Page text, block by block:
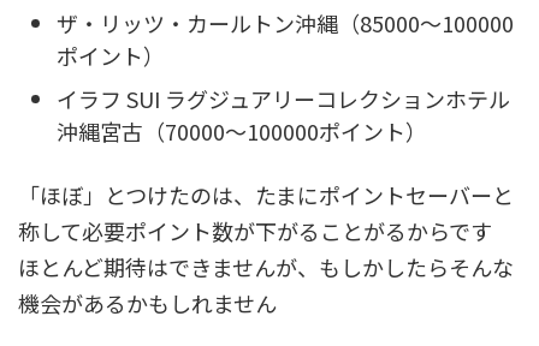
ザ・リッツ・カールトン沖縄（85000～100000
ポイント）
イラフ SUI ラグジュアリーコレクションホテル
沖縄宮古（70000～100000ポイント）
「ほぼ」とつけたのは、たまにポイントセーバーと
称して必要ポイント数が下がることがるからです
ほとんど期待はできませんが、もしかしたらそんな
機会があるかもしれません